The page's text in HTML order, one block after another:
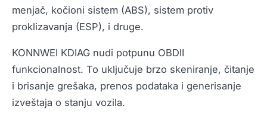
menjač, kočioni sistem (ABS), sistem protiv
proklizavanja (ESP), i druge.
KONNWEI KDIAG nudi potpunu OBDII
funkcionalnost. To uključuje brzo skeniranje, čitanje
i brisanje grešaka, prenos podataka i generisanje
izveštaja o stanju vozila.